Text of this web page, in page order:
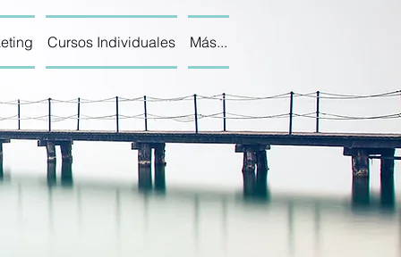
Cursos Individuales Más...